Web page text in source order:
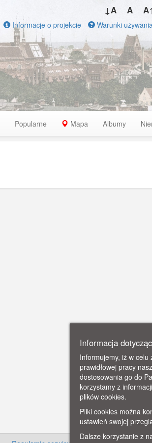
↓A A
Informacje o projekcie Warunki
Popularne Mapa Albumy
Informacja
Informujemy, iż w celu
prawidłowej pracy
dostosowania go do
korzystamy z
plików cookies.
Pliki cookies można
ustawień swojej
Dalsze korzystanie z